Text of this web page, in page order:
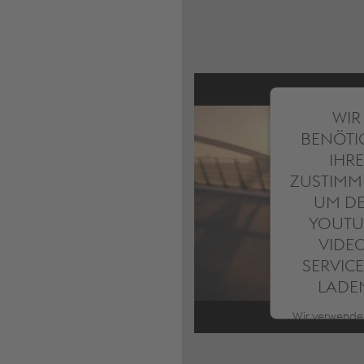
WIR
IHRE
UM
Wir
Service